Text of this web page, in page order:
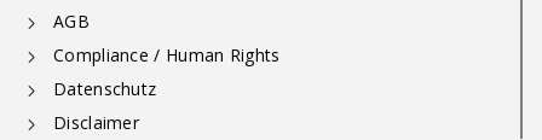
AGB
Compliance / Human Rights
Datenschutz
Disclaimer